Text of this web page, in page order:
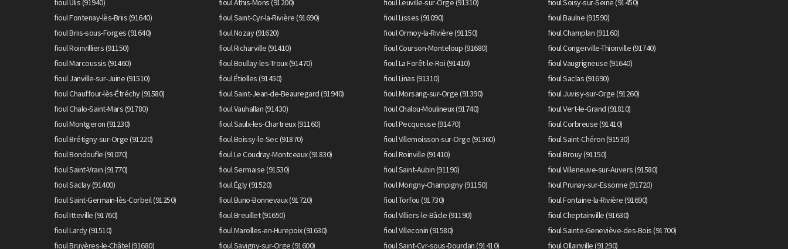
fioul Ulis (91940)
fioul Athis-Mons (91200) fioul Leuville-sur-Orge (91310)
fioul Soisy-sur-Seine (91450)
fioul Fontenay-lès-Briis (91640)
fioul Saint-Cyr-la-Rivière (91690) fioul Lisses (91090)
fioul Baulne (91590)
fioul Briis-sous-Forges (91640)
fioul Nozay (91620) fioul Ormoy-la-Rivière (91150)
fioul Champlan (91160)
fioul Roinvilliers (91150)
fioul Richarville (91410) fioul Courson-Monteloup (91680)
fioul Congerville-Thionville (91740)
fioul Marcoussis (91460)
fioul Boullay-les-Troux (91470) fioul La Forêt-le-Roi (91410)
fioul Vaugrigneuse (91640)
fioul Janville-sur-Juine (91510)
fioul Étiolles (91450) fioul Linas (91310)
fioul Saclas (91690)
fioul Chauffour-lès-Étréchy (91580)
fioul Saint-Jean-de-Beauregard (91940) fioul Morsang-sur-Orge (91390)
fioul Juvisy-sur-Orge (91260)
fioul Chalo-Saint-Mars (91780)
fioul Vauhallan (91430) fioul Chalou-Moulineux (91740)
fioul Vert-le-Grand (91810)
fioul Montgeron (91230)
fioul Saulx-les-Chartreux (91160) fioul Pecqueuse (91470)
fioul Corbreuse (91410)
fioul Brétigny-sur-Orge (91220)
fioul Boissy-le-Sec (91870) fioul Villemoisson-sur-Orge (91360)
fioul Saint-Chéron (91530)
fioul Bondoufle (91070)
fioul Le Coudray-Montceaux (91830) fioul Roinville (91410)
fioul Brouy (91150)
fioul Saint-Vrain (91770)
fioul Sermaise (91530) fioul Saint-Aubin (91190)
fioul Villeneuve-sur-Auvers (91580)
fioul Saclay (91400)
fioul Égly (91520) fioul Morigny-Champigny (91150)
fioul Prunay-sur-Essonne (91720)
fioul Saint-Germain-lès-Corbeil (91250)
fioul Buno-Bonnevaux (91720) fioul Torfou (91730)
fioul Fontaine-la-Rivière (91690)
fioul Itteville (91760)
fioul Breuillet (91650) fioul Villiers-le-Bâcle (91190)
fioul Cheptainville (91630)
fioul Lardy (91510)
fioul Marolles-en-Hurepoix (91630) fioul Villeconin (91580)
fioul Sainte-Geneviève-des-Bois (91700)
fioul Bruyères-le-Châtel (91680)
fioul Savigny-sur-Orge (91600) fioul Saint-Cyr-sous-Dourdan (91410) fioul Ollainville (91290)